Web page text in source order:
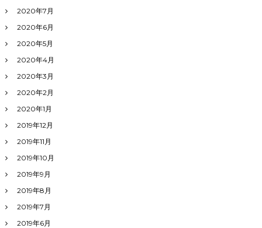
2020年7月
2020年6月
2020年5月
2020年4月
2020年3月
2020年2月
2020年1月
2019年12月
2019年11月
2019年10月
2019年9月
2019年8月
2019年7月
2019年6月